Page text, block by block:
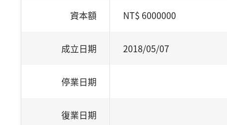
資本額 NT$ 6000000
成立日期 2018/05/07
停業日期
復業日期